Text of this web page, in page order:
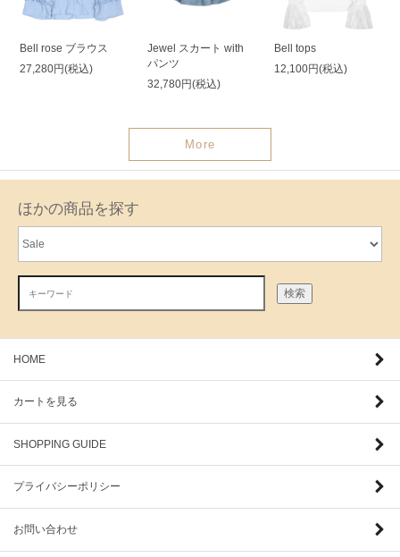
Bell rose ブラウス
27,280円(税込)
Jewel スカート with
パンツ
32,780円(税込)
Bell tops
12,100円(税込)
More
ほかの商品を探す
検索
HOME
カートを見る
SHOPPING GUIDE
プライバシーポリシー
お問い合わせ